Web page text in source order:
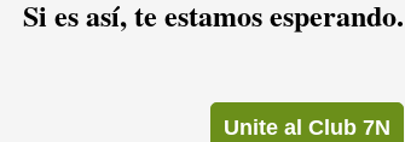
de los temas ya
ya tenía pensado
Si es así, te estamos esperando.